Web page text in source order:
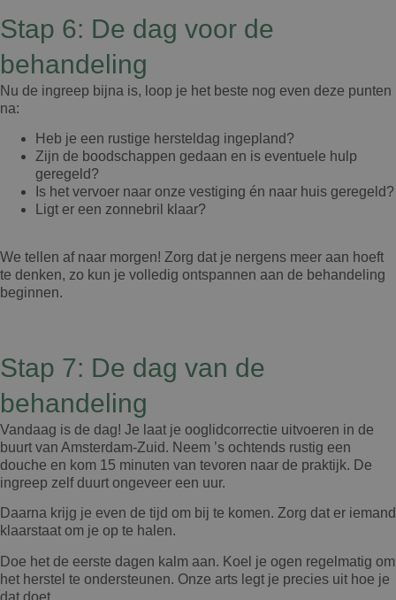
Stap 6: De dag voor de
behandeling
Nu de ingreep bijna is, loop je het beste nog even deze punten
na:
Heb je een rustige hersteldag ingepland?
Zijn de boodschappen gedaan en is eventuele hulp
geregeld?
Is het vervoer naar onze vestiging én naar huis geregeld?
Ligt er een zonnebril klaar?
We tellen af naar morgen! Zorg dat je nergens meer aan hoeft
te denken, zo kun je volledig ontspannen aan de behandeling
beginnen.
Stap 7: De dag van de
behandeling
Vandaag is de dag! Je laat je ooglidcorrectie uitvoeren in de
buurt van Amsterdam-Zuid. Neem ’s ochtends rustig een
douche en kom 15 minuten van tevoren naar de praktijk. De
ingreep zelf duurt ongeveer een uur.
Daarna krijg je even de tijd om bij te komen. Zorg dat er iemand
klaarstaat om je op te halen.
Doe het de eerste dagen kalm aan. Koel je ogen regelmatig om
het herstel te ondersteunen. Onze arts legt je precies uit hoe je
dat doet.